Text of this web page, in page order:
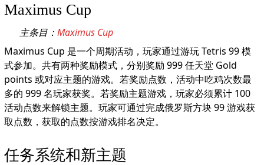
Maximus Cup
主条目： Maximus Cup
Maximus Cup 是一个周期活动，玩家通过游玩 Tetris 99 模
式参加。共有两种奖励模式，分别奖励 999 任天堂 Gold
points 或对应主题的游戏。若奖励点数，活动中吃鸡次数最
多的 999 名玩家获奖。若奖励主题游戏，玩家必须累计 100
活动点数来解锁主题。玩家可通过完成俄罗斯方块 99 游戏获
取点数，获取的点数按游戏排名决定。
任务系统和新主题